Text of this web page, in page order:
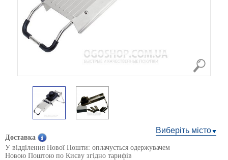
Виберіть місто
Доставка
У відділення Нової Пошти: оплачується одержувачем
Новою Поштою по Києву згідно тарифів